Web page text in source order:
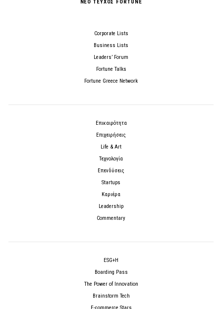
ΝΕΟ ΤΕΥΧΟΣ FORTUNE
Corporate Lists
Business Lists
Leaders’ Forum
Fortune Talks
Fortune Greece Network
Επικαιρότητα
Επιχειρήσεις
Life & Art
Τεχνολογία
Επενδύσεις
Startups
Καριέρα
Leadership
Commentary
ESG+H
Boarding Pass
The Power of Innovation
Brainstorm Tech